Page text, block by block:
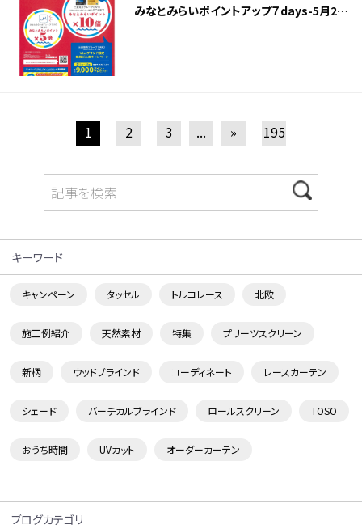
みなとみらいポイントアップ７days-5月2…
1 2 3 ... » 195
キーワード
キャンペーン タッセル トルコレース 北欧
施工例紹介 天然素材 特集 プリーツスクリーン
新柄 ウッドブラインド コーディネート レースカーテン
シェード バーチカルブラインド ロールスクリーン TOSO
おうち時間 UVカット オーダーカーテン
ブログカテゴリ